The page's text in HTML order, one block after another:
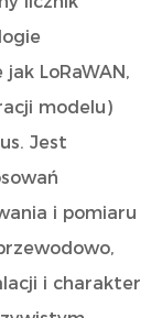
LoRaWAN,
modelu)
Jest
i pomiaru
i charakter